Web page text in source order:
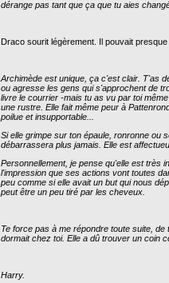
dérange pas tant que ça que tu aies
Draco sourit légèrement. Il pouvait
Archimède est unique, ça c'est clair. T'as
ou agresse les gens qui s'approchent de
livre le courrier -mais tu as vu par toi
une rustre. Elle fait même peur à
poilue et insupportable...
Si elle grimpe sur ton épaule, ronronne ou
débarrassera plus jamais. Elle est
Personnellement, je pense qu'elle est très
l'impression que ses actions vont toutes
peu comme si elle avait un but qui nous
peut être un peu tiré par les cheveux.
Te force pas à me répondre toute suite,
dormait chez toi. Elle a dû trouver un coin
Harry.